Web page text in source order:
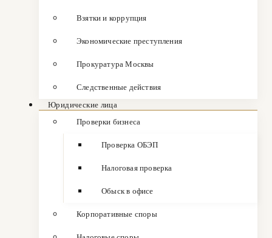
Взятки и коррупция
Экономические преступления
Прокуратура Москвы
Следственные действия
Юридические лица
Проверки бизнеса
Проверка ОБЭП
Налоговая проверка
Обыск в офисе
Корпоративные споры